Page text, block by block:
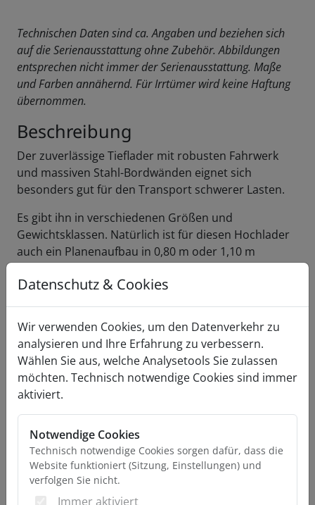
Technischen Daten sind ca. Angaben und beziehen sich
auf die Serienausstattung ohne Zubehör. Abbildungen
entsprechen nicht immer der Serienausstattung. Maße
und Farben annähernd. Für Irrtümer wird keine Haftung
übernommen.
Beschreibung
Der zuverlässige Tieflader mit robusten Fahrwerk
und massiven Stahl-Bordwänden eignet sich
besonders gut für den Transport schwerer Lasten.
Es gibt ihn in verschiedenen Größen und
Gewichtsklassen. Natürlich ist für diesen Hochlader
auch ein Planenaufbau in 0,80 m oder 1,10 m
AUFBAU
massive Stahlbordwände (H:400 mm) Stirn- und
Heckseite abklapp- und abnehmbar
Siebdruckplattenboden
4 Zurrösen
FAHRGESTELL
Stahlrahmen feuerverzinkt, geschraubt
V-Anhängevorrichtung feuerverzinkt
Kugelkupplung
Abreißleine
Datenschutz & Cookies
Wir verwenden Cookies, um den Datenverkehr zu
analysieren und Ihre Erfahrung zu verbessern.
Wählen Sie aus, welche Analysetools Sie zulassen
möchten. Technisch notwendige Cookies sind immer
aktiviert.
Notwendige Cookies
Technisch notwendige Cookies sorgen dafür, dass die
Website funktioniert (Sitzung, Einstellungen) und
verfolgen Sie nicht.
Immer aktiviert